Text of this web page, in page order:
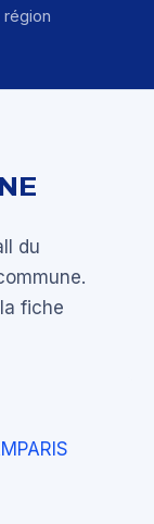
région
du
fiche